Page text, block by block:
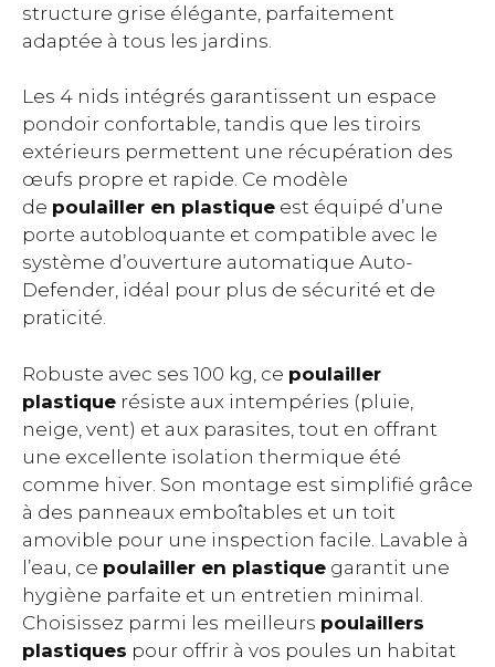
structure grise élégante, parfaitement
adaptée à tous les jardins.
Les 4 nids intégrés garantissent un espace
pondoir confortable, tandis que les tiroirs
extérieurs permettent une récupération des
œufs propre et rapide. Ce modèle
de poulailler en plastique est équipé d’une
porte autobloquante et compatible avec le
système d’ouverture automatique Auto-
Defender, idéal pour plus de sécurité et de
praticité.
Robuste avec ses 100 kg, ce poulailler
plastique résiste aux intempéries (pluie,
neige, vent) et aux parasites, tout en offrant
une excellente isolation thermique été
comme hiver. Son montage est simplifié grâce
à des panneaux emboîtables et un toit
amovible pour une inspection facile. Lavable à
l’eau, ce poulailler en plastique garantit une
hygiène parfaite et un entretien minimal.
Choisissez parmi les meilleurs poulaillers
plastiques pour offrir à vos poules un habitat